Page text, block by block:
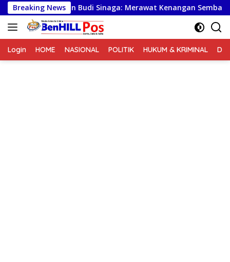
Langsung
ke
konten
Breaking News
Budi Sinaga: Merawat Kenangan Sembari Berbagi
Login HOME NASIONAL POLITIK HUKUM & KRIMINAL